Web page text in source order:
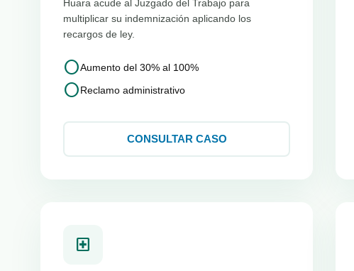
Huara acude al Juzgado del Trabajo para
multiplicar su indemnización aplicando los
recargos de ley.
circleAumento del 30% al 100%
circleReclamo administrativo
CONSULTAR CASO
local_hospital